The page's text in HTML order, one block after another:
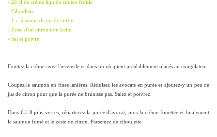
- 20 cl de crème liquide entière froide
- Ciboulette
- 1 c. à soupe de jus de citron
- Zeste d'un citron non traité
- Sel et poivre
Fouttez la crème avec l'ustensile et dans un récipient préalablement placés au congélateur.
Coupez le saumon en fines lanières. Réduisez les avocats en purée et ajoutez-y un peu de
jus de citron pour que la purée ne brunisse pas. Salez et poivrez.
Dans 6 à 8 jolis verres, répartissez la purée d'avocat, puis la crème fouettée et finalement
le saumon fumé et le zeste de citron. Parsemez de ciboulette.